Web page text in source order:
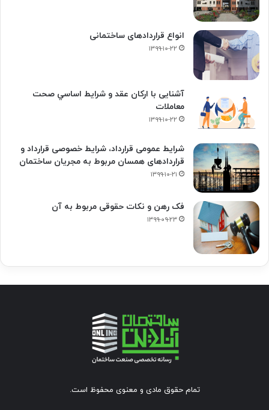
انواع قراردادهای ساختمانی
۱۳۹۹-۱۰-۲۲
آشنایی با ارکان عقد و شرايط اساسي صحت
معاملات
۱۳۹۹-۱۰-۲۲
شرایط عمومی قرارداد، شرایط خصوصی قرارداد و
قراردادهای همسان مربوط به مجریان ساختمان
۱۳۹۹-۱۰-۲۱
فک‌ رهن و نکات حقوقی مربوط به آن
۱۳۹۹-۰۹-۲۳
تمام حقوق مادی و معنوی محفوظ است.